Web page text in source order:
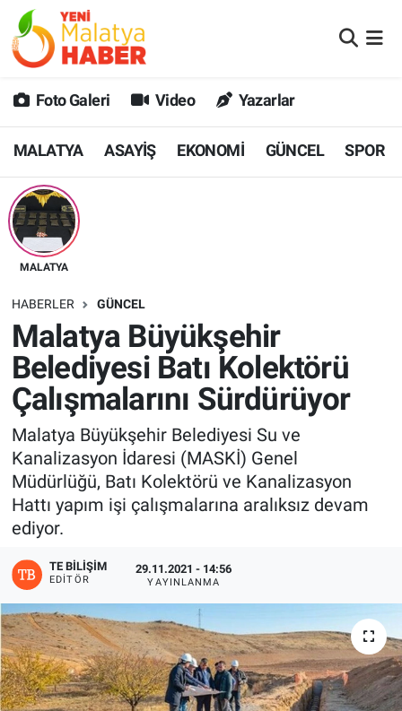
Foto Galeri Video Yazarlar
MALATYA ASAYİŞ EKONOMİ GÜNCEL SPOR
MALATYA
HABERLER GÜNCEL
Malatya Büyükşehir
Belediyesi Batı Kolektörü
Çalışmalarını Sürdürüyor
Malatya Büyükşehir Belediyesi Su ve
Kanalizasyon İdaresi (MASKİ) Genel
Müdürlüğü, Batı Kolektörü ve Kanalizasyon
Hattı yapım işi çalışmalarına aralıksız devam
ediyor.
TE BILIŞIM
EDITÖR
29.11.2021 - 14:56
YAYINLANMA
MALATYA
GÜNCEL
SPOR
SAĞLIK
DİĞER
EKONOMİ
Malatya Nöbetçi Eczaneler
MALATYA Namaz Vakitleri
Malatya Trafik Yoğunluk Haritası
Süper Lig Puan Durumu ve Fikstür
Tüm Manşetler
Son Dakika Haberleri
Haber Arşivi